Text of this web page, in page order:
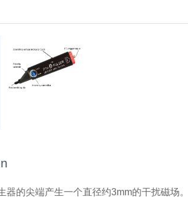
器的尖端产生一个直径约3mm的干扰磁场